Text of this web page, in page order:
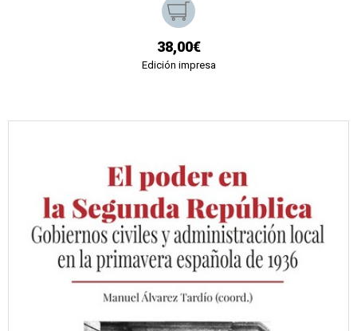
38,00€
Edición impresa